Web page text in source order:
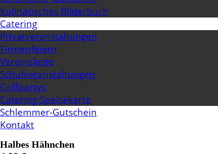
Kulinarisches Bilderbuch
Catering
Privatveranstaltungen
Firmenfeiern
Vereinsfeste
Schulveranstaltungen
Grillpartys
Catering-Speisekarte
Schlemmer-Gutschein
Kontakt
Halbes Hähnchen